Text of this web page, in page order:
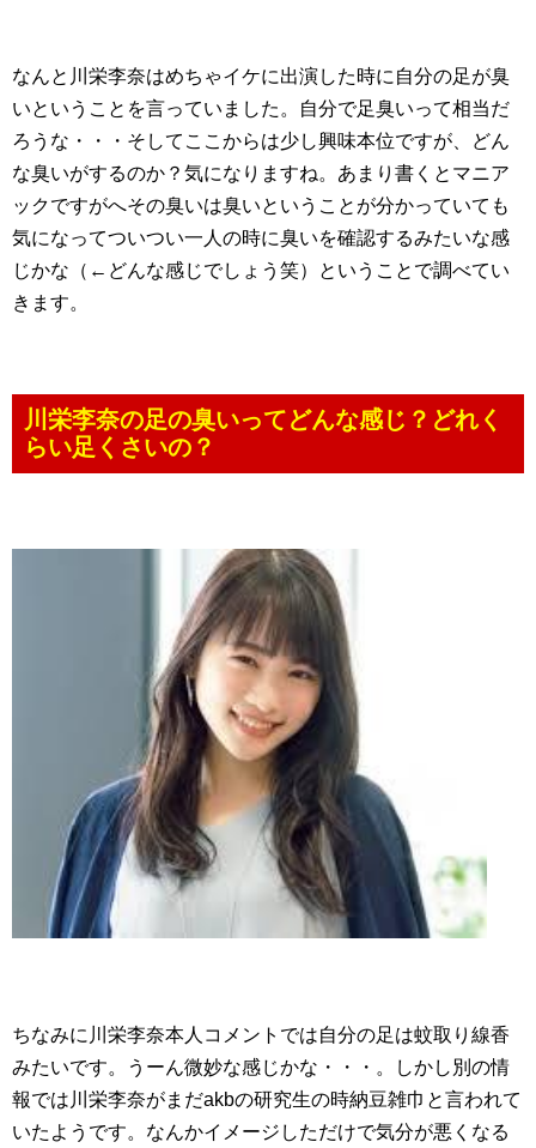
なんと川栄李奈はめちゃイケに出演した時に自分の足が臭
いということを言っていました。自分で足臭いって相当だ
ろうな・・・そしてここからは少し興味本位ですが、どん
な臭いがするのか？気になりますね。あまり書くとマニア
ックですがへその臭いは臭いということが分かっていても
気になってついつい一人の時に臭いを確認するみたいな感
じかな（←どんな感じでしょう笑）ということで調べてい
きます。
川栄李奈の足の臭いってどんな感じ？どれく
らい足くさいの？
ちなみに川栄李奈本人コメントでは自分の足は蚊取り線香
みたいです。うーん微妙な感じかな・・・。しかし別の情
報では川栄李奈がまだakbの研究生の時納豆雑巾と言われて
いたようです。なんかイメージしただけで気分が悪くなる